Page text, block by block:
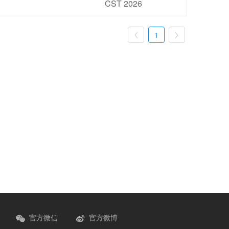
CST 2026
 1 
官方微信 官方微博